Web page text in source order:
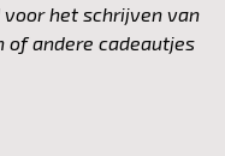
het schrijven van
of andere cadeautjes